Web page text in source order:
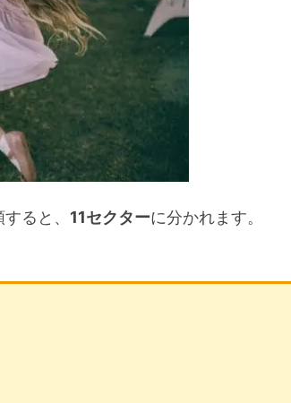
れ？
スは
クター
ると、 11セクターに分かれます。